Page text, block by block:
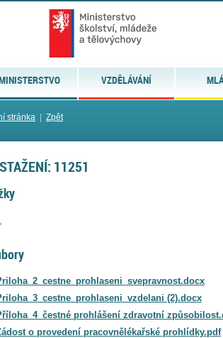
VZDĚLÁVÁNÍ
stránka Zpět
11251
(2).docx
prohlášení zdravotní
o provedení pracovnělékařské prohlídky.pdf